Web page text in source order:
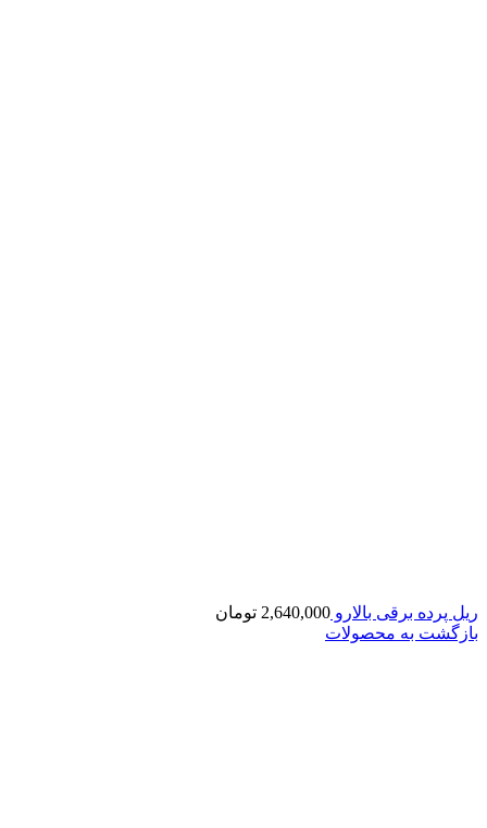
ریل پرده برقی بالارو 2,640,000 تومان
بازگشت به محصولات